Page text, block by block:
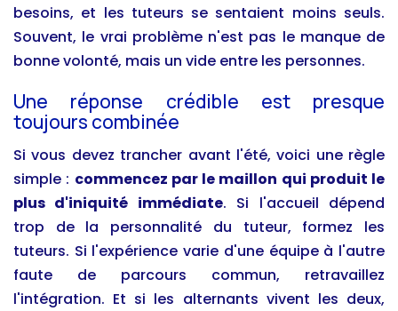
besoins, et les tuteurs se sentaient moins seuls.
Souvent, le vrai problème n'est pas le manque de
bonne volonté, mais un vide entre les personnes.
Une réponse crédible est presque
toujours combinée
Si vous devez trancher avant l'été, voici une règle
simple : commencez par le maillon qui produit le
plus d'iniquité immédiate. Si l'accueil dépend
trop de la personnalité du tuteur, formez les
tuteurs. Si l'expérience varie d'une équipe à l'autre
faute de parcours commun, retravaillez
l'intégration. Et si les alternants vivent les deux,